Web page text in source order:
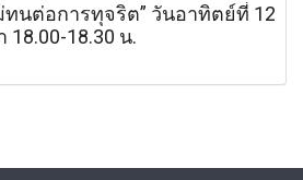
ทนต่อการทุจริต” วันอาทิตย์ที่ 12
18.00-18.30 น.